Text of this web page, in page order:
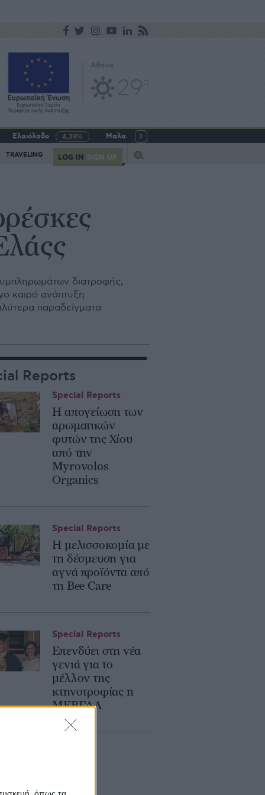
Ελαιόλαδο 4,39% Μαλακό σιτάρι
TRAVELING LOG IN SIGN UP
διατροφής,
καιρό ανάπτυξη
παραδείγµατα
Reports
Η απογείωση των
αρωματικών
φυτών της Χίου
από την
Myrovolos
Organics
Special Reports
Η μελισσοκομία με
τη δέσμευση για
αγνά προϊόντα από
τη Bee Care
Special Reports
Επενδύει στη νέα
γενιά για το
μέλλον της
κτηνοτροφίας η
ΜΕΒΓΑΛ
Special Reports